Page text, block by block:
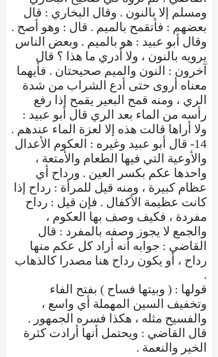
ومسلم إلا بالنون . وقال البخاري : قال
بعضهم : فأتقمح بالميم . قال : وهو أصح .
وقال أبو عبيد : هو بالميم . وبعض الناس
يرويه بالنون ، ولا أدري ما هذا ؟ قال
آخرون : النون والميم صحيحتان . فأيهما
معناه أروى حتى أدع الشراب من شدة
الري ، ومنه قمح البعير يقمح إذا رفع
رأسه من الماء بعد الري قال أبو عبيد :
ولا أراها قالت هذه إلا لعزة الماء عندهم .
14- قال أبو عبيد وغيره : العكوم الأعدال
والأوعية التي فيها الطعام والأمتعة ،
واحدها عكم بكسر العين . ورداح أي
عظام كبيرة ، ومنه قيل للمرأة : رداح إذا
كانت عظيمة الأكفال . فإن قيل : رداح
مفردة ، فكيف وصف بها العكوم ،
والجمع لا يجوز وصفه بالمفرد : قال
القاضي : جوابه أنه أراد كل عكم منها
رداح ، أو يكون رداح هنا مصدرا كالذهاب
.
قولها : ( وبيتها فساح ) بفتح الفاء
وتخفيف السين المهملة أي واسع ،
والفسيح مثله ، هكذا فسره الجمهور .
قال القاضي : ويحتمل أنها أرادت كثرة
الخير والنعمة .